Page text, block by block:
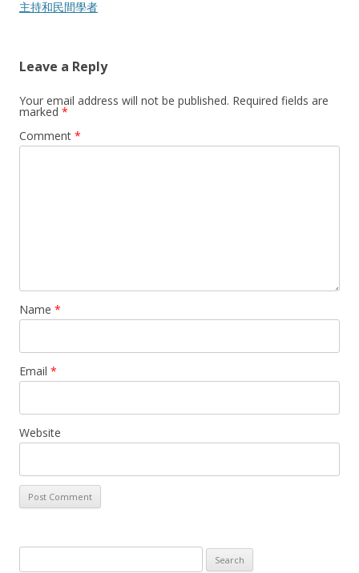
navigation
主持和民間學者
Leave a Reply
Your email address will not be published. Required fields are
marked *
Comment *
Name *
Email *
Website